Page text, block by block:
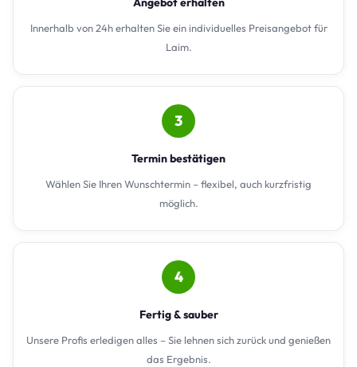
Innerhalb von 24h erhalten Sie ein individuelles Preisangebot für
Laim.
3
Termin bestätigen
Wählen Sie Ihren Wunschtermin – flexibel, auch kurzfristig
möglich.
4
Fertig & sauber
Unsere Profis erledigen alles – Sie lehnen sich zurück und genießen
das Ergebnis.